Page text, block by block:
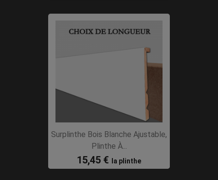
Surplinthe Bois Blanche Ajustable,
Plinthe À...
15,45 € la plinthe